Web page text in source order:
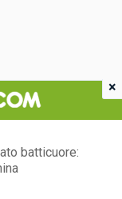
batticuore:
×